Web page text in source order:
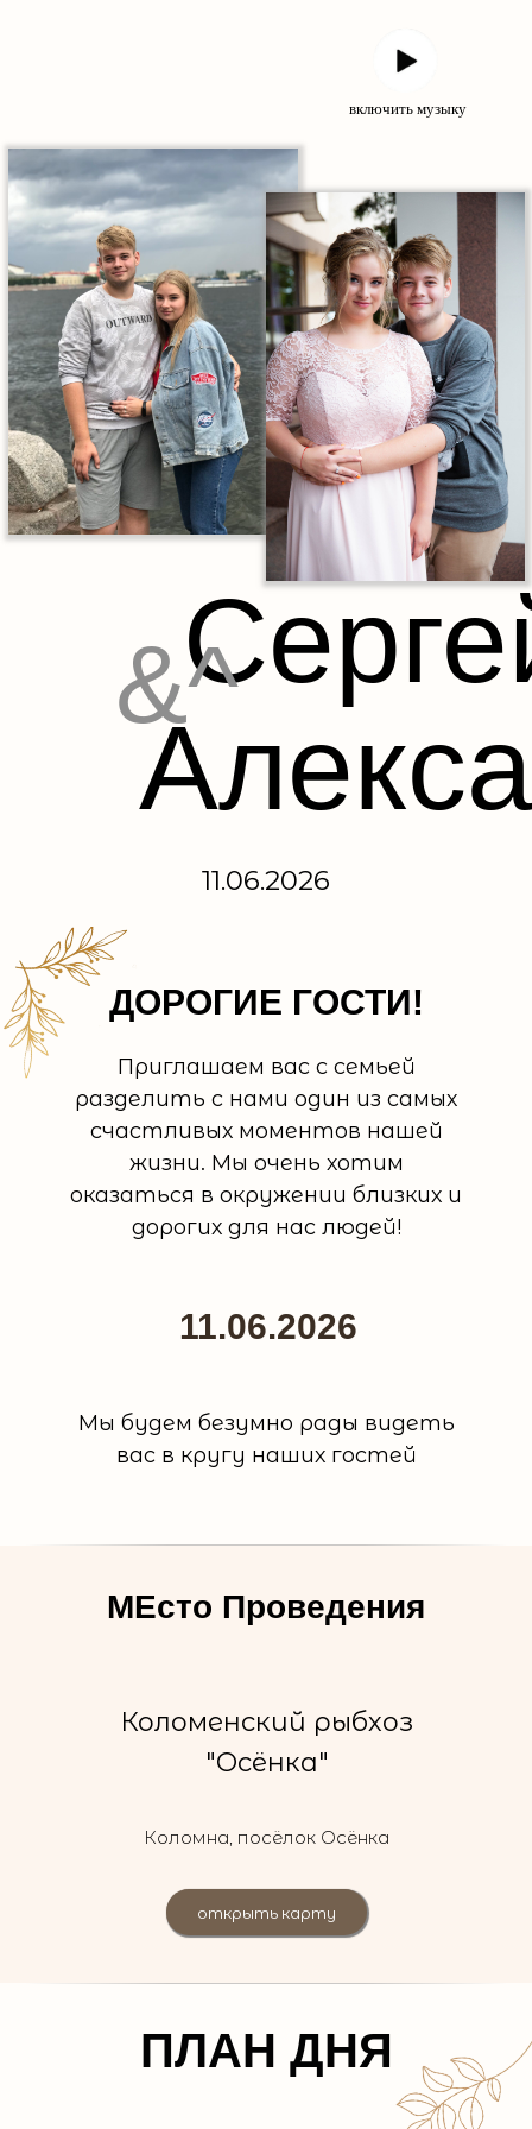
&^
11.06.2026
включить музыку
11.06.2026
ДОРОГИЕ ГОСТИ!
Мы будем безумно рады видеть
вас в кругу наших гостей
Приглашаем вас с семьей
разделить с нами один из самых
счастливых моментов нашей
жизни. Мы очень хотим
оказаться в окружении близких и
дорогих для нас людей!
открыть карту
МЕсто Проведения
Коломенский рыбхоз
"Осёнка"
Коломна, посёлок Осёнка
ПЛАН ДНЯ